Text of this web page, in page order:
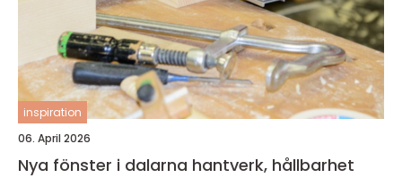
inspiration
06. April 2026
Nya fönster i dalarna hantverk, hållbarhet